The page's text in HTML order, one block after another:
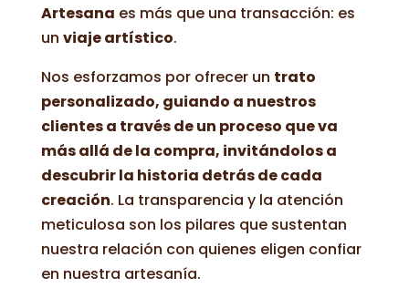
Artesana es más que una transacción: es
un viaje artístico.
Nos esforzamos por ofrecer un trato
personalizado, guiando a nuestros
clientes a través de un proceso que va
más allá de la compra, invitándolos a
descubrir la historia detrás de cada
creación. La transparencia y la atención
meticulosa son los pilares que sustentan
nuestra relación con quienes eligen confiar
en nuestra artesanía.